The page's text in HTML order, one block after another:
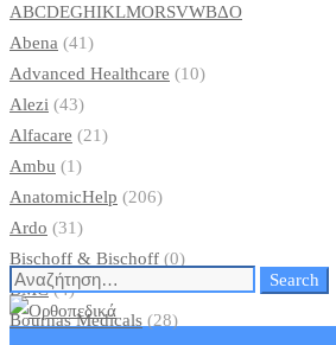
ABCDEGHIKLMORSVWΒΔΟ
Abena (41)
Advanced Healthcare (10)
Alezi (43)
Alfacare (21)
Ambu (1)
AnatomicHelp (206)
Ardo (31)
Bischoff & Bischoff (0)
BMC(4)
Bournas Medicals (28)
Search
for:
Search